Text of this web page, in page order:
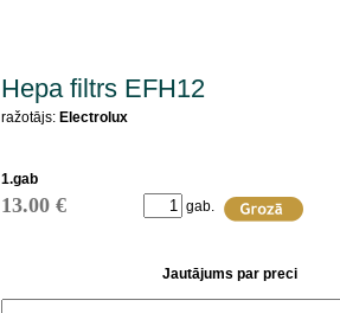
Hepa filtrs EFH12
ražotājs: Electrolux
1.gab
13.00 € gab.
Jautājums par preci